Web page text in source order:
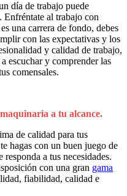
día de trabajo puede
al trabajo con
una carrera de fondo, debes
con las expectativas y los
y calidad de trabajo,
escuchar y comprender las
comensales.
a tu alcance.
de calidad para tus
hagas con un buen juego de
a tus necesidades.
con una gran gama
fiabilidad, calidad e